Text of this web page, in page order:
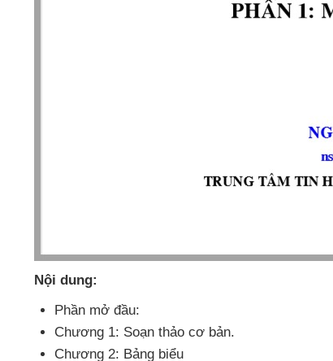
Nội dung:
Phần mở đầu:
Chương 1: Soạn thảo cơ bản.
Chương 2: Bảng biểu